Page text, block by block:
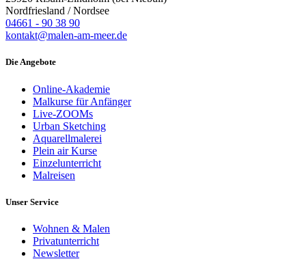
Nordfriesland / Nordsee
04661 - 90 38 90
kontakt@malen-am-meer.de
Die Angebote
Online-Akademie
Malkurse für Anfänger
Live-ZOOMs
Urban Sketching
Aquarellmalerei
Plein air Kurse
Einzelunterricht
Malreisen
Unser Service
Wohnen & Malen
Privatunterricht
Newsletter